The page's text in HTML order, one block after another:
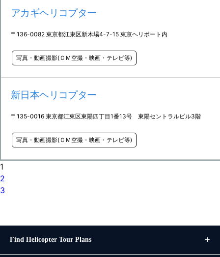
アカギヘリコプター
〒136-0082 東京都江東区新木場4-7-15 東京ヘリポート内
写真・動画撮影(ＣＭ空撮・映画・テレビ等)
新日本ヘリコプター
〒135-0016 東京都江東区東陽四丁目1番13号 東陽セントラルビル3階
写真・動画撮影(ＣＭ空撮・映画・テレビ等)
1
2
3
Find Helicopter Tour Plans